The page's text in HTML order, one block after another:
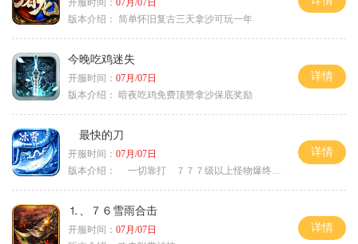
版本介绍： 简单怀旧复古三天拿沙可玩一年
今晚吃鸡迷失
开服时间： 07月/07日
版本介绍：
暗夜吃鸡免费顶赞拿沙保底奖励
详情
最快的刀
开服时间： 07月/07日
版本介绍：
一切靠打 ７７７级以上怪物爆终极
详情
⒈、７６雪雨合击
开服时间： 07月/07日
详情